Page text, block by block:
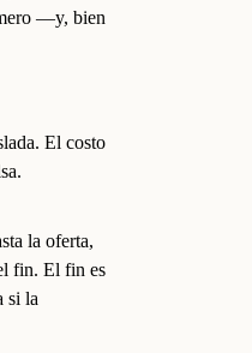
—y, bien
El costo
la oferta,
fin. El fin es
si la